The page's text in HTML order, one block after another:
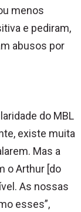
menos
e pediram,
abusos por
do MBL
existe muita
Mas a
o Arthur [do
As nossas
esses”,